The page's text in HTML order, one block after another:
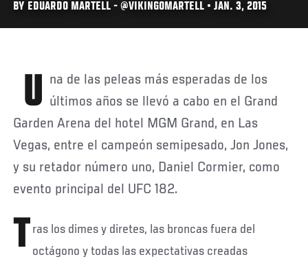
BY EDUARDO MARTELL - @VIKINGOMARTELL • JAN. 3, 2015
Una de las peleas más esperadas de los últimos años se llevó a cabo en el Grand
Garden Arena del hotel MGM Grand, en Las
Vegas, entre el campeón semipesado, Jon Jones,
y su retador número uno, Daniel Cormier, como
evento principal del UFC 182.
T ras los dimes y diretes, las broncas fuera del
octágono y todas las expectativas creadas